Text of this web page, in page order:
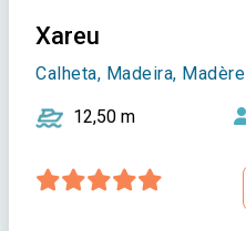
Xareu
Calheta, Madeira, Madère
12,50 m